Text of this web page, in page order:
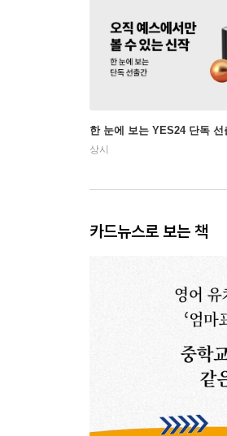
한 눈에 보는 YES24 단독 선
상시
카드뉴스로 보는 책